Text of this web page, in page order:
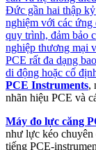
Đức gần hai thập
nghiệm với các ứng
quy trình, đảm bảo
nghiệp thương mại
PCE rất đa dạng
di động hoặc cố
PCE Instruments,
nhãn hiệu PCE và
Máy đo lực căng
như lực kéo
tiếng PCE-